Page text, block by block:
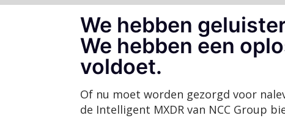
We hebben
We hebben een
voldoet.
Of nu moet worden gezorgd voor
de Intelligent MXDR van NCC Group